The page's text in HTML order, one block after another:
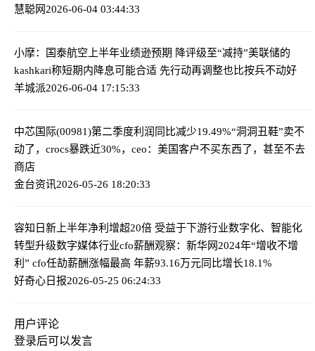
慧聪网2026-06-04 03:44:33
小摩：国泰航空上半年业绩逊预期 降评级至“减持”美联储的
kashkari称短期内降息可能合适 先行动再调整也比按兵不动好
羊城派2026-06-04 17:15:33
中芯国际(00981)第二季度利润同比减少19.49%“洞洞丑鞋”卖不
动了，crocs暴跌近30%，ceo：美国客户不买东西了，甚至不去
商店
金台资讯2026-05-26 18:20:33
容知日新上半年净利增超20倍 受益于下游行业数字化、智能化
转型升级数字媒体行业cfo薪酬观察：新华网2024年“增收不增
利” cfo任劼薪酬涨幅最高 年薪93.16万元同比增长18.1%
好奇心日报2026-05-25 06:24:33
用户评论
登录后可以发言